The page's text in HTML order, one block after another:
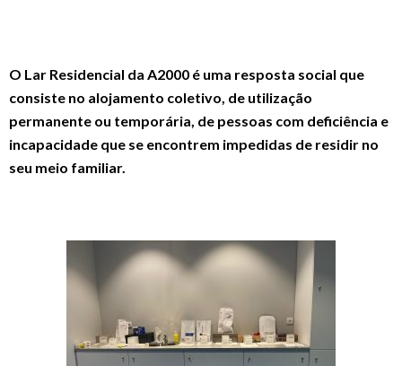
O Lar Residencial da A2000 é uma resposta social que
consiste no alojamento coletivo, de utilização
permanente ou temporária, de pessoas com deficiência e
incapacidade que se encontrem impedidas de residir no
seu meio familiar.